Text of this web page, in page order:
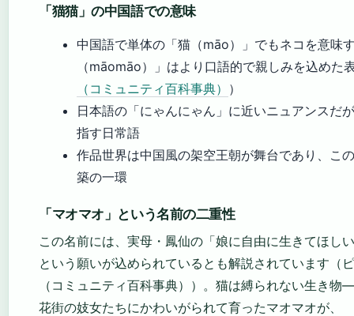
「猫猫」の中国語での意味
中国語で単体の「猫（māo）」でもネコを意味
（māomāo）」はより口語的で親しみを込めた
（コミュニティ百科事典） ）
日本語の「にゃんにゃん」に近いニュアンスだ
指す日常語
作品世界は中国風の架空王朝が舞台であり、こ
築の一環
「マオマオ」という名前の二重性
この名前には、実母・鳳仙の「娘に自由に生きてほし
という願いが込められているとも解説されています（
（コミュニティ百科事典））。猫は縛られない生き
花街の妓女たちにかわいがられて育ったマオマオが、